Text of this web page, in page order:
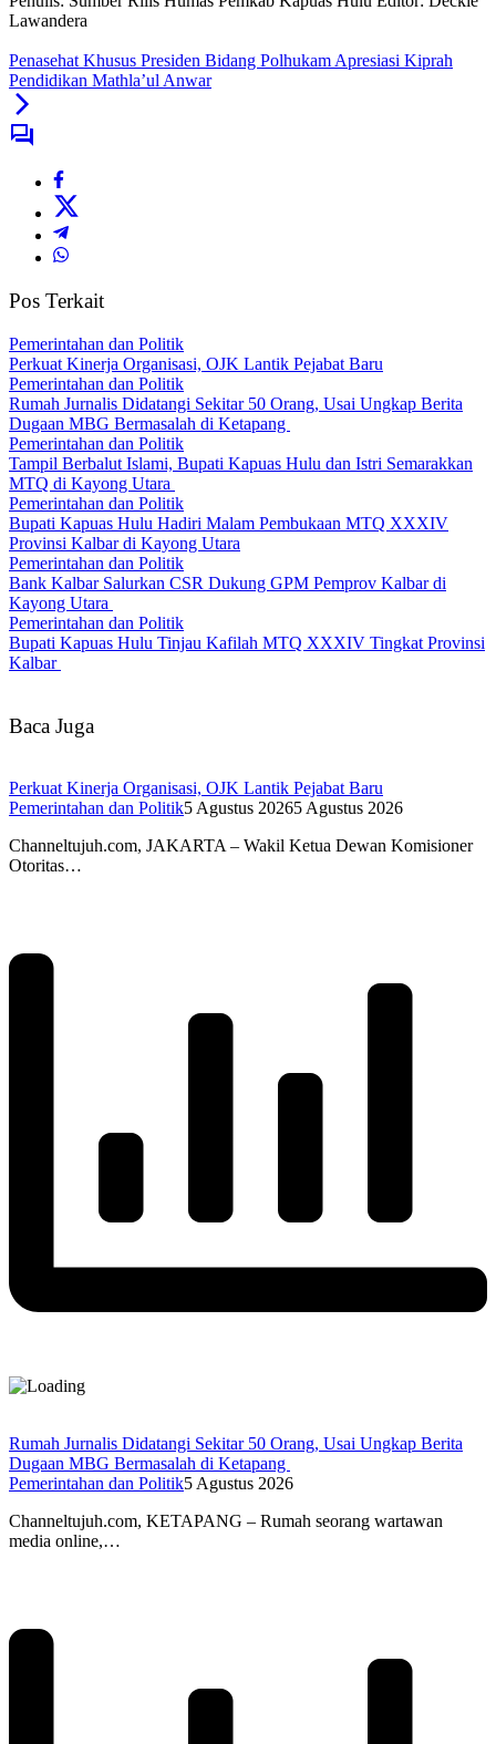
Lawandera
Penasehat Khusus Presiden Bidang Polhukam Apresiasi Kiprah
Pendidikan Mathla’ul Anwar
Pos Terkait
Pemerintahan dan Politik
Perkuat Kinerja Organisasi, OJK Lantik Pejabat Baru
Pemerintahan dan Politik
Rumah Jurnalis Didatangi Sekitar 50 Orang, Usai Ungkap Berita
Dugaan MBG Bermasalah di Ketapang
Pemerintahan dan Politik
Tampil Berbalut Islami, Bupati Kapuas Hulu dan Istri Semarakkan
MTQ di Kayong Utara
Pemerintahan dan Politik
Bupati Kapuas Hulu Hadiri Malam Pembukaan MTQ XXXIV
Provinsi Kalbar di Kayong Utara
Pemerintahan dan Politik
Bank Kalbar Salurkan CSR Dukung GPM Pemprov Kalbar di
Kayong Utara
Pemerintahan dan Politik
Bupati Kapuas Hulu Tinjau Kafilah MTQ XXXIV Tingkat Provinsi
Kalbar
Baca Juga
Perkuat Kinerja Organisasi, OJK Lantik Pejabat Baru
Pemerintahan dan Politik5 Agustus 20265 Agustus 2026
Channeltujuh.com, JAKARTA – Wakil Ketua Dewan Komisioner
Otoritas…
Rumah Jurnalis Didatangi Sekitar 50 Orang, Usai Ungkap Berita
Dugaan MBG Bermasalah di Ketapang
Pemerintahan dan Politik5 Agustus 2026
Channeltujuh.com, KETAPANG – Rumah seorang wartawan
media online,…